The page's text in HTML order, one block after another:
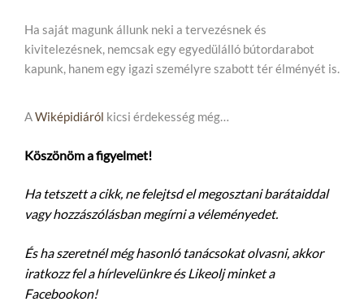
Ha saját magunk állunk neki a tervezésnek és
kivitelezésnek, nemcsak egy egyedülálló bútordarabot
kapunk, hanem egy igazi személyre szabott tér élményét is.
AWiképidiáról kicsi érdekesség még…
Köszönöm a figyelmet!
Ha tetszett a cikk, ne felejtsd el megosztani barátaiddal
vagy hozzászólásban megírni a véleményedet.
És ha szeretnél még hasonló tanácsokat olvasni, akkor
iratkozz fel a hírlevelünkre és Likeolj minket a
Facebookon!